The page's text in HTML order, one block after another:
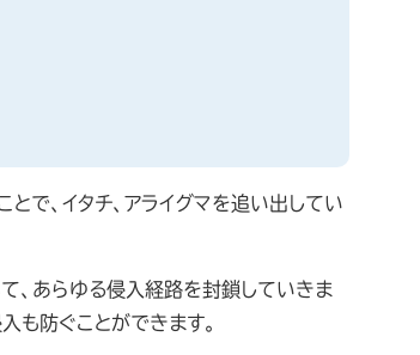
で、イタチ、アライグマを追い出してい
、あらゆる侵入経路を封鎖していきま
も防ぐことができます。